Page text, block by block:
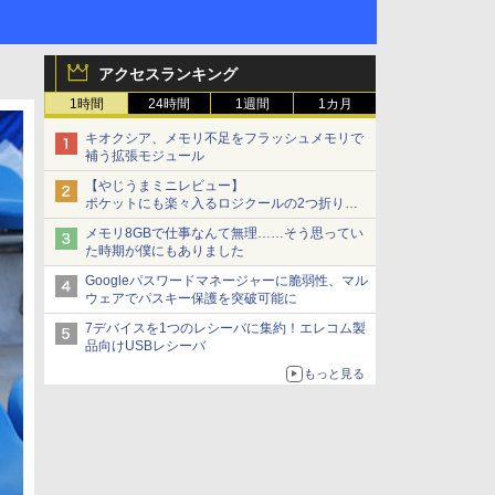
アクセスランキング
1時間 24時間 1週間 1カ月
キオクシア、メモリ不足をフラッシュメモリで
補う拡張モジュール
【やじうまミニレビュー】
ポケットにも楽々入るロジクールの2つ折りマ
ウス「Mobi Fold」。その気になるギミックと
は？
メモリ8GBで仕事なんて無理……そう思ってい
た時期が僕にもありました
Googleパスワードマネージャーに脆弱性、マル
ウェアでパスキー保護を突破可能に
7デバイスを1つのレシーバに集約！エレコム製
品向けUSBレシーバ
もっと見る